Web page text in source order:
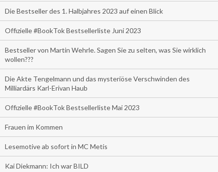
Die Bestseller des 1. Halbjahres 2023 auf einen Blick
Offizielle #BookTok Bestsellerliste Juni 2023
Bestseller von Martin Wehrle. Sagen Sie zu selten, was Sie wirklich
wollen???
Die Akte Tengelmann und das mysteriöse Verschwinden des
Milliardärs Karl-Erivan Haub
Offizielle #BookTok Bestsellerliste Mai 2023
Frauen im Kommen
Lesemotive ab sofort in MC Metis
Kai Diekmann: Ich war BILD